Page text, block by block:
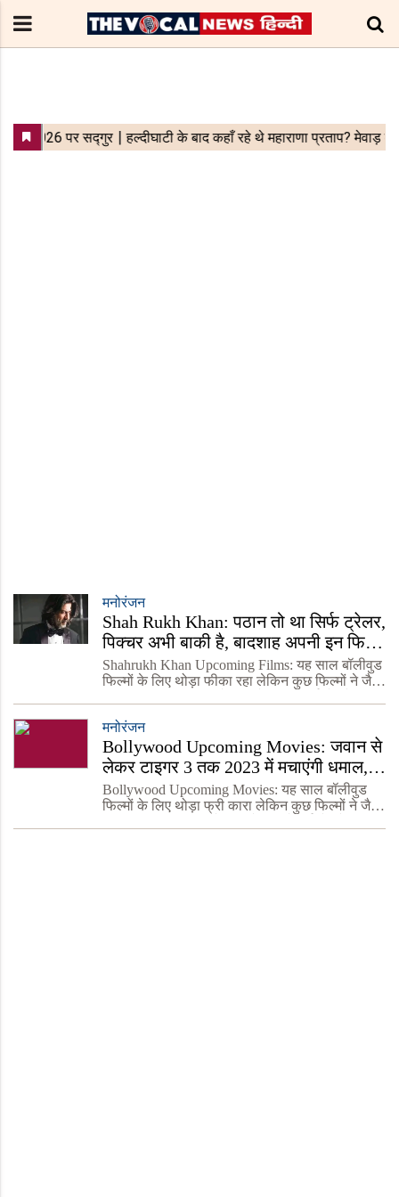
मनोरंजन
Shah Rukh Khan: पठान तो था सिर्फ ट्रेलर,
पिक्चर अभी बाकी है, बादशाह अपनी इन फिल्मों
से लूटने आ रहे हैं फैंस का दिल
Shahrukh Khan Upcoming Films: यह साल बॉलीवुड
फिल्मों के लिए थोड़ा फीका रहा लेकिन कुछ फिल्मों ने जैसे
मनोरंजन
Bollywood Upcoming Movies: जवान से
लेकर टाइगर 3 तक 2023 में मचाएंगी धमाल,
जानें और कौनसी फिल्में हैं शामिल
Bollywood Upcoming Movies: यह साल बॉलीवुड
फिल्मों के लिए थोड़ा फ्री कारा लेकिन कुछ फिल्मों ने जैसे